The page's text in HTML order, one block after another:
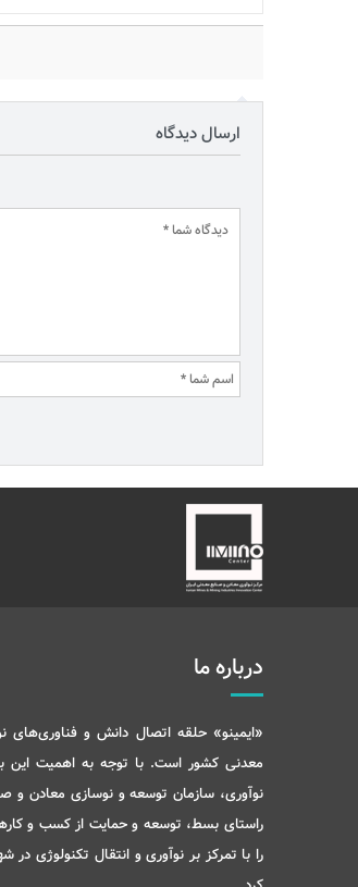
ارسال دیدگاه
درباره ما
«ایمینو» حلقه اتصال دانش و
معدنی کشور است. با توجه به اهمیت
نوآوری، سازمان توسعه و نوسازی معادن و
راستای بسط، توسعه و حمایت از کسب و